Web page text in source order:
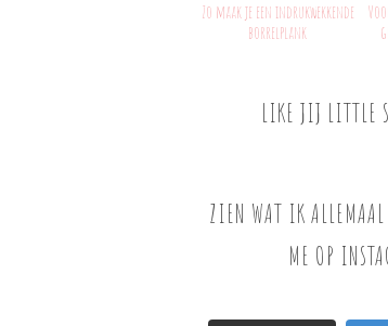
Zo maak je een indrukwekkende
borrelplank
LIKE JIJ LITTLE
ZIEN WAT IK
ME OP